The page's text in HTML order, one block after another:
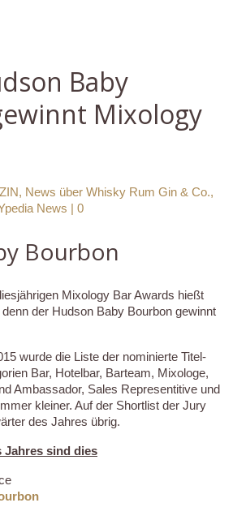
Baby
Mixology
, News über Whisky Rum Gin & Co.,
News | 0
Bourbon
Mixology Bar Awards hießt
denn der Hudson Baby Bourbon gewinnt
wurde die Liste der nominierte Titel-
Bar, Hotelbar, Barteam, Mixologe,
Ambassador, Sales Representitive und
kleiner. Auf der Shortlist der Jury
des Jahres übrig.
Jahres sind dies